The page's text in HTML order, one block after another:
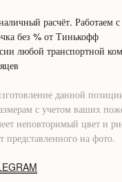
расчёт. Работаем
без % от Тинькофф
любой транспортной
данной
с учетом ваших
неповторимый цвет и
представленного на фото.